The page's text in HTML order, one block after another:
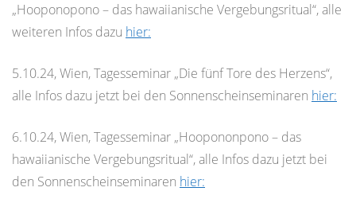
„Hooponopono – das hawaiianische Vergebungsritual“, alle
weiteren Infos dazu hier:
5.10.24, Wien, Tagesseminar „Die fünf Tore des Herzens“,
alle Infos dazu jetzt bei den Sonnenscheinseminaren hier:
6.10.24, Wien, Tagesseminar „Hoopononpono – das
hawaiianische Vergebungsritual“, alle Infos dazu jetzt bei
den Sonnenscheinseminaren hier: